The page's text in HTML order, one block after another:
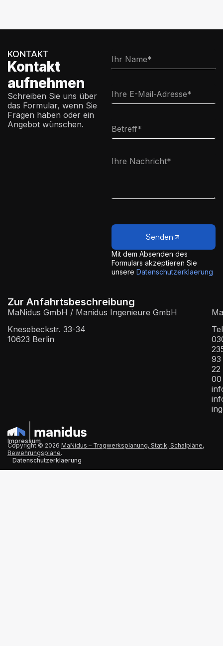
KONTAKT
Kontakt
aufnehmen
Schreiben Sie uns über
das Formular, wenn Sie
Fragen haben oder ein
Angebot wünschen.
Senden
Mit dem Absenden des
Formulars akzeptieren Sie
unsere Datenschutzerklaerung
Zur Anfahrtsbeschreibung
MaNidus GmbH / Manidus Ingenieure GmbH
Knesebeckstr. 33-34
10623 Berlin
93
22
00
Copyright © 2026 MaNidus – Tragwerksplanung, Statik, Schalpläne,
Bewehrungspläne.
Impressum
Datenschutzerklaerung